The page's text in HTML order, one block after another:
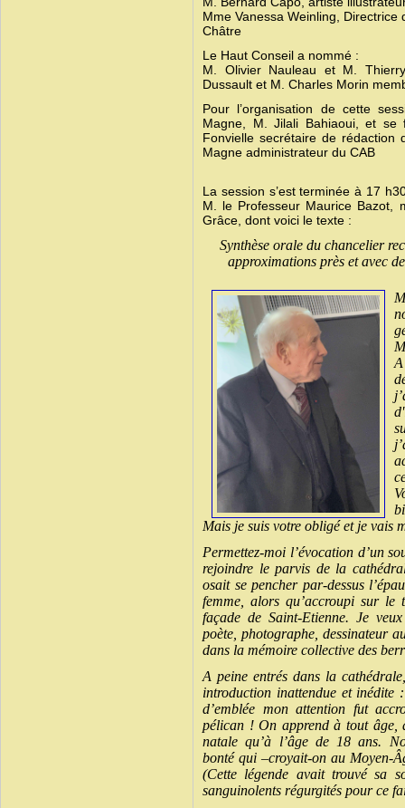
Mme Vanessa Weinling,
Châtre
Le Haut Conseil a nommé :
M. Olivier Nauleau et M.
Dussault et M. Charles Morin
Pour l’organisation de cette
Magne, M. Jilali Bahiaoui, et se
Fonvielle secrétaire de rédaction
Magne administrateur du CAB
La session s’est terminée à 17
M. le Professeur Maurice Bazot,
Grâce, dont voici le texte :
Synthèse orale du chancelier
approximations près et avec
Mais je suis votre obligé et je vais
Permettez-moi l’évocation d’un
rejoindre le parvis de la
osait se pencher par-dessus
femme, alors qu’accroupi sur
façade de Saint-Etienne. Je
poète, photographe, dessinateur
dans la mémoire collective des
A peine entrés dans la
introduction inattendue et inédite
d’emblée mon attention fut
pélican ! On apprend à tout âge,
natale qu’à l’âge de 18 ans.
bonté qui –croyait-on au Moyen-
(Cette légende avait trouvé sa
sanguinolents régurgités pour ce